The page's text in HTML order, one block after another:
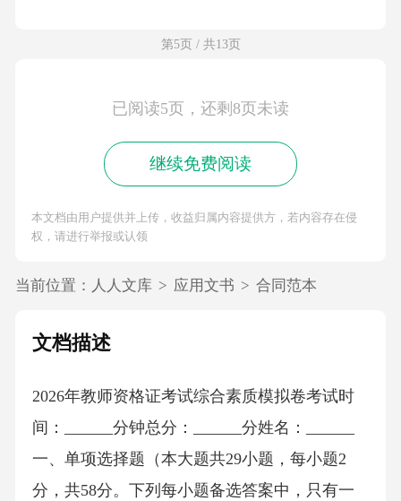
第5页 / 共13页
已阅读5页，还剩8页未读
继续免费阅读
本文档由用户提供并上传，收益归属内容提供方，若内容存在侵
权，请进行举报或认领
当前位置： 人人文库 > 应用文书 > 合同范本
文档描述
2026年教师资格证考试综合素质模拟卷考试时
间：______分钟总分：______分姓名：______
一、单项选择题（本大题共29小题，每小题2
分，共58分。下列每小题备选答案中，只有一